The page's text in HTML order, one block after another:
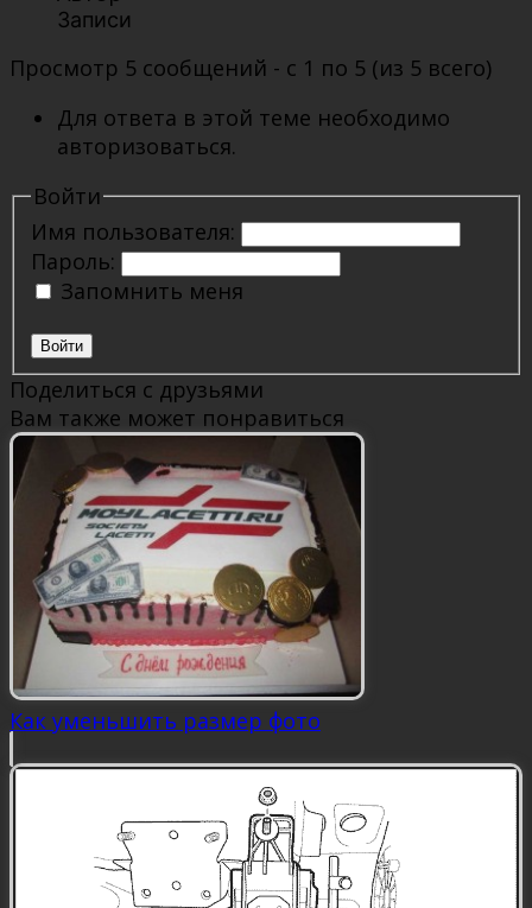
Записи
Просмотр 5 сообщений - с 1 по 5 (из 5 всего)
Для ответа в этой теме необходимо
авторизоваться.
Войти
Имя пользователя:
Пароль:
Запомнить меня
Войти
Поделиться с друзьями
Вам также может понравиться
Как уменьшить размер фото